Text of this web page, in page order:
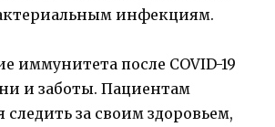
инфекциям.
иммунитета после COVID-19
и заботы. Пациентам
следить за своим здоровьем,